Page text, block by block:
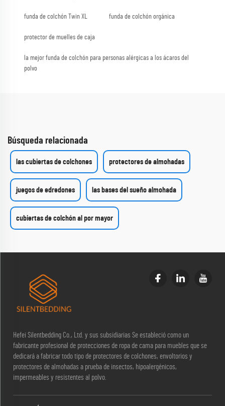
funda de colchón Twin XL funda de colchón orgánica
protector de muelles de caja
la mejor funda de colchón para personas alérgicas a los ácaros del
polvo
Búsqueda relacionada
las cubiertas de colchones protectores de almohadas
juegos de edredones las bases del sueño almohada
cubiertas de colchón al por mayor
Hefei Silentbedding Co., Ltd. y sus subsidiarias Se estableció como un
fabricante profesional de protecciones de ropa de cama para muebles que se
dedicará a fabricar todo tipo de protectores de colchones, envoltorios y
protectores de almohadas a prueba de insectos, hipoalergénicos,
impermeables y resistentes al polvo.